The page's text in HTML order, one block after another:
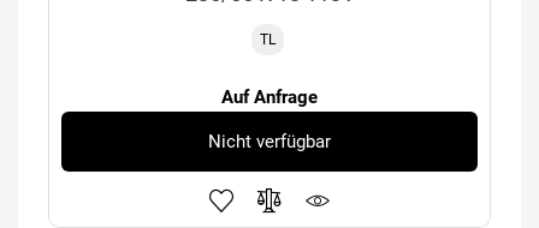
TL
Auf Anfrage
Nicht verfügbar